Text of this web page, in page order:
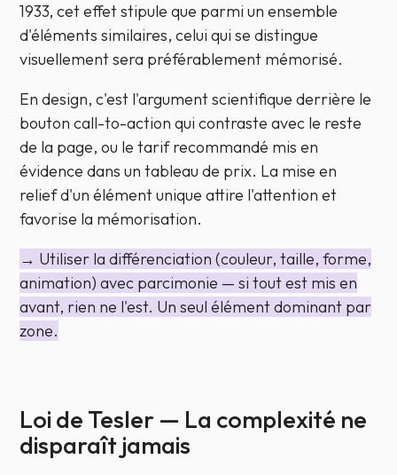
1933, cet effet stipule que parmi un ensemble
d'éléments similaires, celui qui se distingue
visuellement sera préférablement mémorisé.
En design, c'est l'argument scientifique derrière le
bouton call-to-action qui contraste avec le reste
de la page, ou le tarif recommandé mis en
évidence dans un tableau de prix. La mise en
relief d'un élément unique attire l'attention et
favorise la mémorisation.
→ Utiliser la différenciation (couleur, taille, forme,
animation) avec parcimonie — si tout est mis en
avant, rien ne l'est. Un seul élément dominant par
zone.
Loi de Tesler — La complexité ne
disparaît jamais